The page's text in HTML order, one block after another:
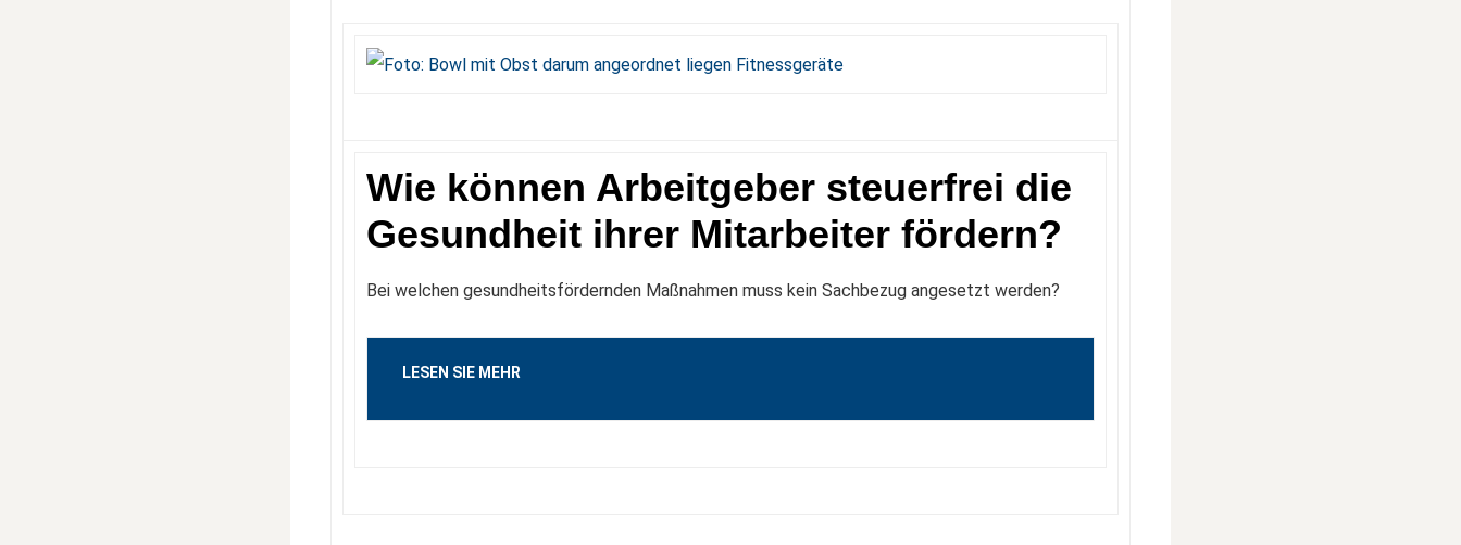
Wie können Arbeitgeber steuerfrei die
Gesundheit ihrer Mitarbeiter fördern?
Bei welchen gesundheitsfördernden Maßnahmen muss kein Sachbezug angesetzt werden?
LESEN SIE MEHR